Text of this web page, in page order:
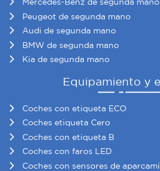
Peugeot de segunda mano
Audi de segunda mano
BMW de segunda mano
Kia de segunda mano
Equipamiento y
Coches con etiqueta ECO
Coches etiqueta Cero
Coches con etiqueta B
Coches con faros LED
Coches con sensores de